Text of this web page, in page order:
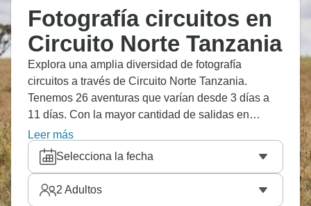
Fotografía circuitos en
Circuito Norte Tanzania
Explora una amplia diversidad de fotografía
circuitos a través de Circuito Norte Tanzania.
Tenemos 26 aventuras que varían desde 3 días a
11 días. Con la mayor cantidad de salidas en
Agosto, esta es también la época más popular del
año.
Leer más
Selecciona la fecha
2 Adultos